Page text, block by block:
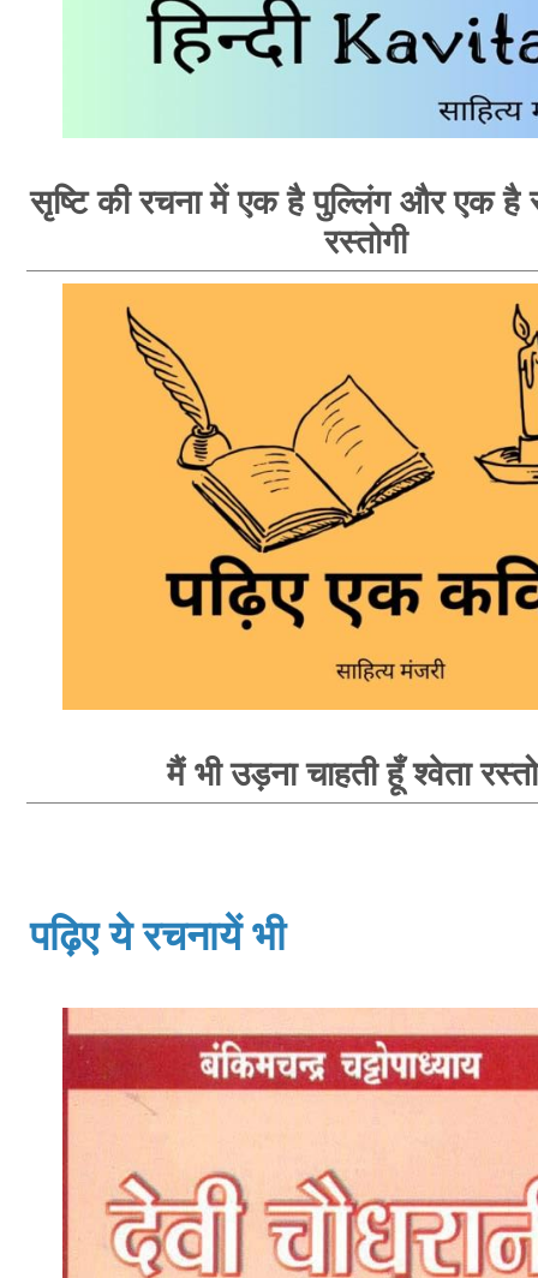
सृष्टि की रचना में एक है पुल्लिंग और एक है
रस्तोगी
मैं भी उड़ना चाहती हूँ श्वेता
पढ़िए ये रचनायें भी